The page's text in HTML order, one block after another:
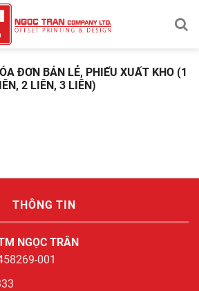
ĐƠN BÁN LẺ, PHIẾU XUẤT KHO (1
2 LIÊN, 3 LIÊN)
THÔNG TIN
NGỌC TRÂN
001